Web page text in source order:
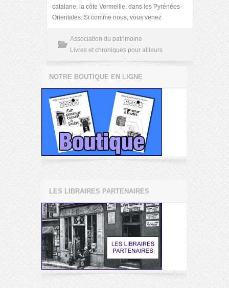
catalane, la côte Vermeille, dans les Pyrénées-
Orientales. Si comme nous, vous venez
Association du patrimoine
Livres et chroniques pour ailleurs
NOTRE BOUTIQUE EN LIGNE
LES LIBRAIRES PARTENAIRES